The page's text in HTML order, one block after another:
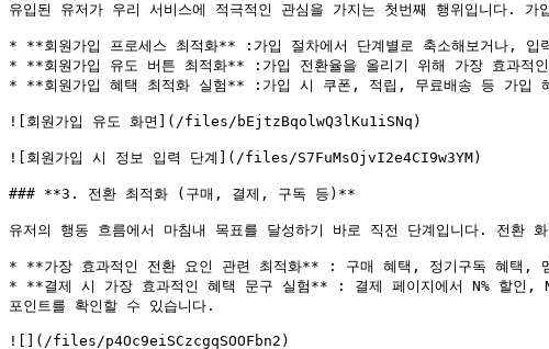
유입된 유저가 우리 서비스에 적극적인 관심을 가지는 첫번째 행위입니다.
* **회원가입 프로세스 최적화** :가입 절차에서 단계별로 축소해보거나,
* **회원가입 유도 버튼 최적화** :가입 전환율을 올리기 위해 가장 효과적
* **회원가입 혜택 최적화 실험** :가입 시 쿠폰, 적립, 무료배송 등 가입 혜
![회원가입 유도 화면](/files/bEjtzBqolwQ3lKu1iSNq)
![회원가입 시 정보 입력 단계](/files/S7FuMsOjvI2e4CI9w3YM)
### **3. 전환 최적화 (구매, 결제, 구독 등)**
유저의 행동 흐름에서 마침내 목표를 달성하기 바로 직전 단계입니다. 전환
* **가장 효과적인 전환 요인 관련 최적화** : 구매 혜택, 정기구독 혜택, 멤
* **결제 시 가장 효과적인 혜택 문구 실험** : 결제 페이지에서 N% 할인,
포인트를 확인할 수 있습니다.
![](/files/p4Oc9eiSCzcgqSOOFbn2)